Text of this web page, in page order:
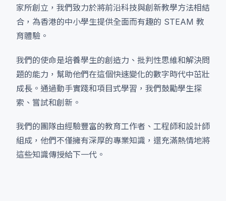
家所創立，我們致力於將前沿科技與創新教學方法相結
合，為香港的中小學生提供全面而有趣的 STEAM 教
育體驗。
我們的使命是培養學生的創造力、批判性思維和解決問
題的能力，幫助他們在這個快速變化的數字時代中茁壯
成長。通過動手實踐和項目式學習，我們鼓勵學生探
索、嘗試和創新。
我們的團隊由經驗豐富的教育工作者、工程師和設計師
組成，他們不僅擁有深厚的專業知識，還充滿熱情地將
這些知識傳授給下一代。